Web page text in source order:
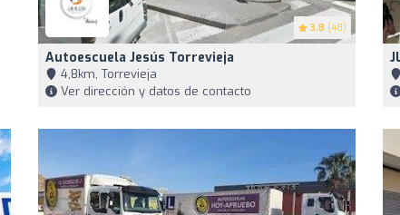
3.8 (48)
Autoescuela Jesús Torrevieja
4,8km, Torrevieja
Ver dirección y datos de contacto